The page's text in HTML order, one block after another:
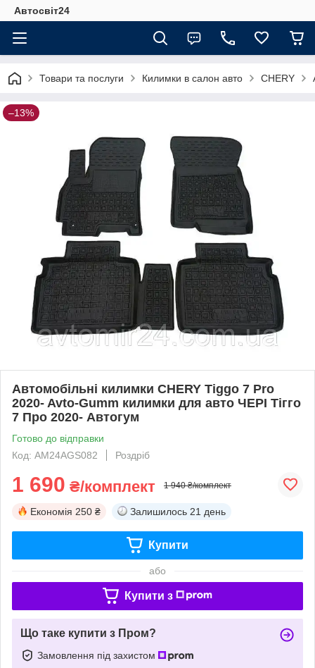
Автосвіт24
Товари та послуги Килимки в салон авто CHERY
–13%
Автомобільні килимки CHERY Tiggo 7 Pro
2020- Avto-Gumm килимки для авто ЧЕРІ Тігго
7 Про 2020- Автогум
Готово до відправки
Код: AM24AGS082
Роздріб
1 690 ₴/комплект 1 940 ₴/комплект
Економія 250 ₴ Залишилось 21 день
Купити
або
Купити з
Що таке купити з Пром?
Замовлення під захистом